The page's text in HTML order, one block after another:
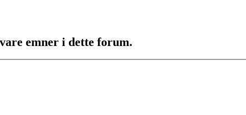
emner i dette forum.